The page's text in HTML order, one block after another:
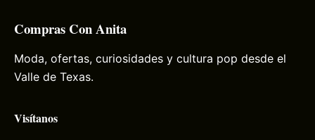
Compras Con Anita
Moda, ofertas, curiosidades y cultura pop desde el
Valle de Texas.
Visítanos